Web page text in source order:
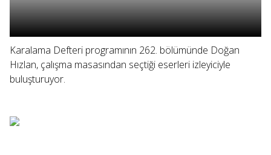
Karalama Defteri programının 262. bölümünde Doğan
Hızlan, çalışma masasından seçtiği eserleri izleyiciyle
buluşturuyor.